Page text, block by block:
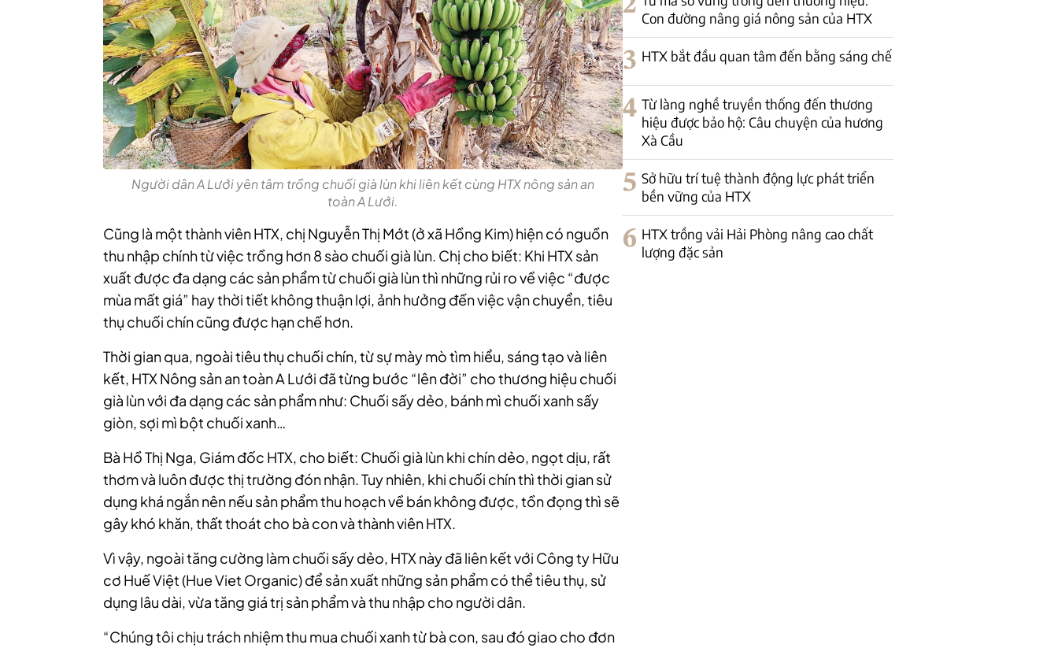
Người dân A Lưới yên tâm trồng chuối già lùn khi liên kết cùng HTX nông sản an
toàn A Lưới.
Cũng là một thành viên HTX, chị Nguyễn Thị Mớt (ở xã Hồng Kim) hiện có nguồn
thu nhập chính từ việc trồng hơn 8 sào chuối già lùn. Chị cho biết: Khi HTX sản
xuất được đa dạng các sản phẩm từ chuối già lùn thì những rủi ro về việc “được
mùa mất giá” hay thời tiết không thuận lợi, ảnh hưởng đến việc vận chuyển, tiêu
thụ chuối chín cũng được hạn chế hơn.
Thời gian qua, ngoài tiêu thụ chuối chín, từ sự mày mò tìm hiểu, sáng tạo và liên
kết, HTX Nông sản an toàn A Lưới đã từng bước “lên đời” cho thương hiệu chuối
già lùn với đa dạng các sản phẩm như: Chuối sấy dẻo, bánh mì chuối xanh sấy
giòn, sợi mì bột chuối xanh…
Bà Hồ Thị Nga, Giám đốc HTX, cho biết: Chuối già lùn khi chín dẻo, ngọt dịu, rất
thơm và luôn được thị trường đón nhận. Tuy nhiên, khi chuối chín thì thời gian sử
dụng khá ngắn nên nếu sản phẩm thu hoạch về bán không được, tồn đọng thì sẽ
gây khó khăn, thất thoát cho bà con và thành viên HTX.
Vì vậy, ngoài tăng cường làm chuối sấy dẻo, HTX này đã liên kết với Công ty Hữu
cơ Huế Việt (Hue Viet Organic) để sản xuất những sản phẩm có thể tiêu thụ, sử
dụng lâu dài, vừa tăng giá trị sản phẩm và thu nhập cho người dân.
“Chúng tôi chịu trách nhiệm thu mua chuối xanh từ bà con, sau đó giao cho đơn
Con đường nâng giá nông sản của HTX
3 HTX bắt đầu quan tâm đến bằng sáng chế
4 Từ làng nghề truyền thống đến thương
hiệu được bảo hộ: Câu chuyện của hương
Xà Cầu
5 Sở hữu trí tuệ thành động lực phát triển
bền vững của HTX
6 HTX trồng vải Hải Phòng nâng cao chất
lượng đặc sản